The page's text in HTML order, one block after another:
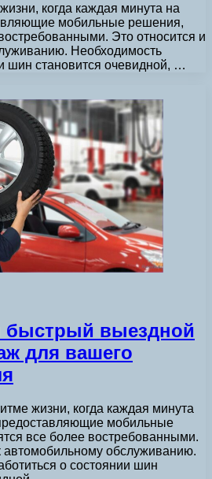
когда каждая минута на
мобильные решения,
Это относится и
Необходимость
шин становится очевидной, …
быстрый выездной
для вашего
жизни, когда каждая минута
предоставляющие мобильные
все более востребованными.
автомобильному обслуживанию.
о состоянии шин